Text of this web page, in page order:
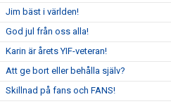
Jim bäst i världen!
God jul från oss alla!
Karin är årets YIF-veteran!
Att ge bort eller behålla själv?
Skillnad på fans och FANS!